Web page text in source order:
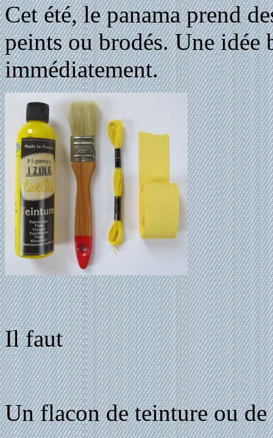
Cet été, le panama prend
peints ou brodés. Une idée
immédiatement.
Il faut
Un flacon de teinture ou